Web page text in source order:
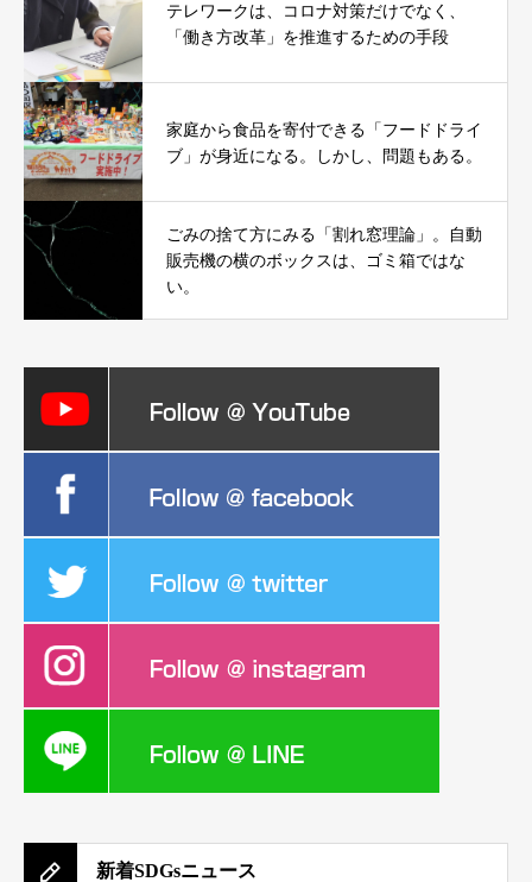
テレワークは、コロナ対策だけでなく、
「働き方改革」を推進するための手段
家庭から食品を寄付できる「フードドライ
ブ」が身近になる。しかし、問題もある。
ごみの捨て方にみる「割れ窓理論」。自動
販売機の横のボックスは、ゴミ箱ではな
い。
新着SDGsニュース